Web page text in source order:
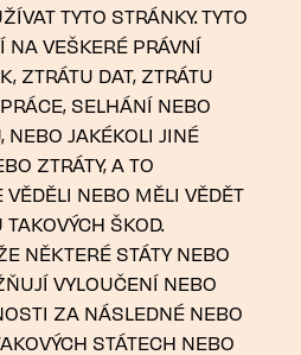
TYTO STRÁNKY. TYTO
NA VEŠKERÉ PRÁVNÍ
ZTRÁTU DAT, ZTRÁTU
SELHÁNÍ NEBO
NEBO JAKÉKOLI JINÉ
ZTRÁTY, A TO
NEBO MĚLI VĚDĚT
ŠKOD.
NĚKTERÉ STÁTY NEBO
VYLOUČENÍ NEBO
ZA NÁSLEDNÉ NEBO
STÁTECH NEBO